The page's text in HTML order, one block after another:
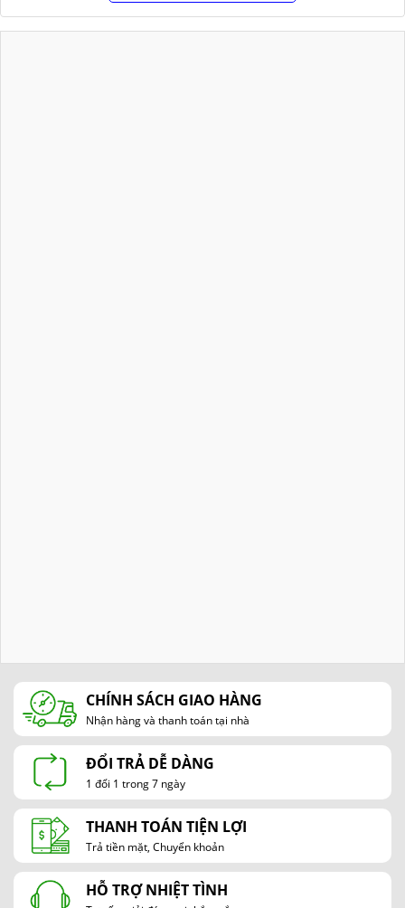
CHÍNH SÁCH GIAO HÀNG
Nhận hàng và thanh toán tại nhà
ĐỔI TRẢ DỄ DÀNG
1 đổi 1 trong 7 ngày
THANH TOÁN TIỆN LỢI
Trả tiền mặt, Chuyển khoản
HỖ TRỢ NHIỆT TÌNH